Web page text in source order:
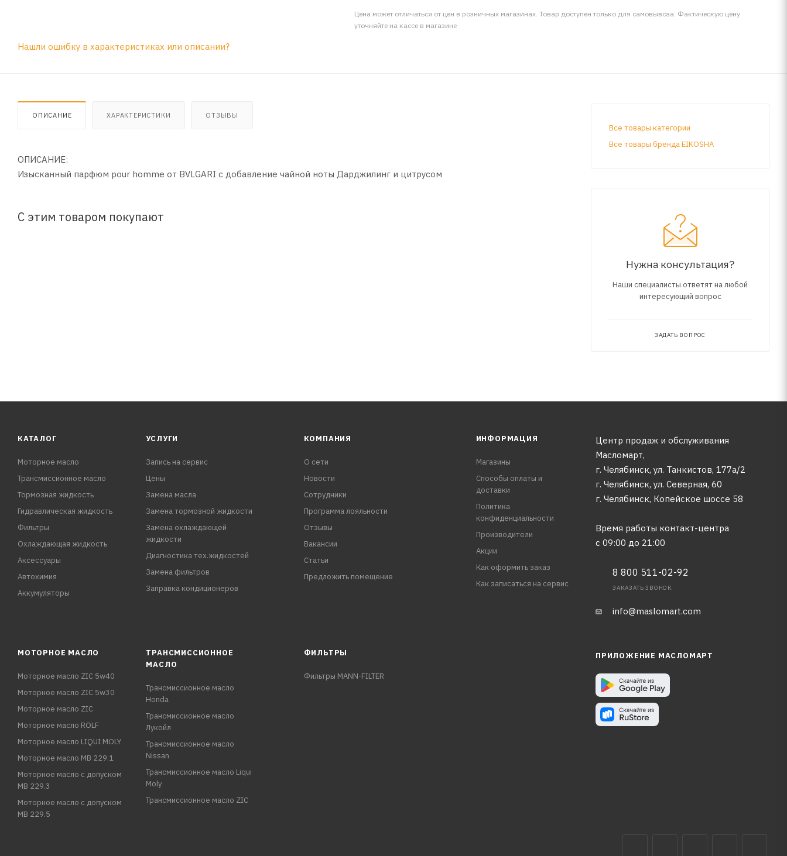
Цена может отличаться от цен в розничных магазинах. Товар доступен только для самовывоза. Фактическую цену
уточняйте на кассе в магазине
Нашли ошибку в характеристиках или описании?
ОПИСАНИЕ ХАРАКТЕРИСТИКИ ОТЗЫВЫ
ОПИСАНИЕ:
Изысканный парфюм pour homme от BVLGARI с добавление чайной ноты Дарджилинг и цитрусом
С этим товаром покупают
Все товары категории
Все товары бренда EIKOSHA
Нужна консультация?
Наши специалисты ответят на любой
интересующий вопрос
ЗАДАТЬ ВОПРОС
КАТАЛОГ
Моторное масло
Трансмиссионное масло
Тормозная жидкость
Гидравлическая жидкость
Фильтры
Охлаждающая жидкость
Аксессуары
Автохимия
Аккумуляторы
УСЛУГИ
Запись на сервис
Цены
Замена масла
Замена тормозной жидкости
Замена охлаждающей
жидкости
Диагностика тех.жидкостей
Замена фильтров
Заправка кондиционеров
КОМПАНИЯ
О сети
Новости
Сотрудники
Программа лояльности
Отзывы
Вакансии
Статьи
Предложить помещение
ИНФОРМАЦИЯ
Магазины
Способы оплаты и
доставки
Политика
конфиденциальности
Производители
Акции
Как оформить заказ
Как записаться на сервис
Центр продаж и обслуживания
Масломарт,
г. Челябинск, ул. Танкистов, 177а/2
г. Челябинск, ул. Северная, 60
г. Челябинск, Копейское шоссе 58
Время работы контакт-центра
с 09:00 до 21:00
8 800 511-02-92
ЗАКАЗАТЬ ЗВОНОК
info@maslomart.com
МОТОРНОЕ МАСЛО
Моторное масло ZIC 5w40
Моторное масло ZIC 5w30
Моторное масло ZIC
Моторное масло ROLF
Моторное масло LIQUI MOLY
Моторное масло MB 229.1
Моторное масло с допуском
MB 229.3
Моторное масло с допуском
MB 229.5
ТРАНСМИССИОННОЕ
МАСЛО
Трансмиссионное масло
Honda
Трансмиссионное масло
Лукойл
Трансмиссионное масло
Nissan
Трансмиссионное масло Liqui
Moly
Трансмиссионное масло ZIC
ФИЛЬТРЫ
Фильтры MANN-FILTER
ПРИЛОЖЕНИЕ МАСЛОМАРТ